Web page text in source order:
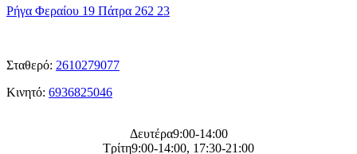
Ρήγα Φεραίου 19 Πάτρα 262 23
Σταθερό: 2610279077
Κινητό: 6936825046
Δευτέρα9:00-14:00
Τρίτη9:00-14:00, 17:30-21:00